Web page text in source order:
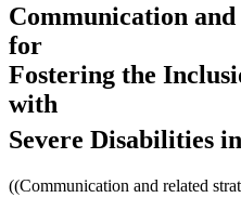
Communication
for
Fostering the
with
Severe Disabilities
((Communication and related